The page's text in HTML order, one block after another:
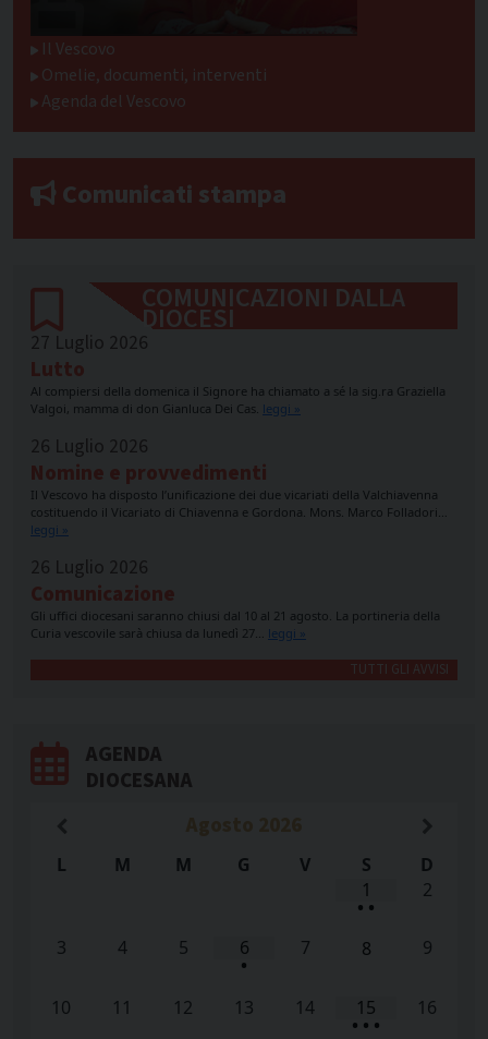
Il Vescovo
Omelie, documenti, interventi
Agenda del Vescovo
Comunicati stampa
COMUNICAZIONI DALLA
DIOCESI
27 Luglio 2026
Lutto
Al compiersi della domenica il Signore ha chiamato a sé la sig.ra Graziella
Valgoi, mamma di don Gianluca Dei Cas. leggi »
26 Luglio 2026
Nomine e provvedimenti
Il Vescovo ha disposto l’unificazione dei due vicariati della Valchiavenna
costituendo il Vicariato di Chiavenna e Gordona. Mons. Marco Folladori…
leggi »
26 Luglio 2026
Comunicazione
Gli uffici diocesani saranno chiusi dal 10 al 21 agosto. La portineria della
Curia vescovile sarà chiusa da lunedì 27… leggi »
TUTTI GLI AVVISI
AGENDA
DIOCESANA
L M M G V S
D
1
• •
2
3 4 5 6
•
7 8 9
10 11 12 13 14 15
• • •
16